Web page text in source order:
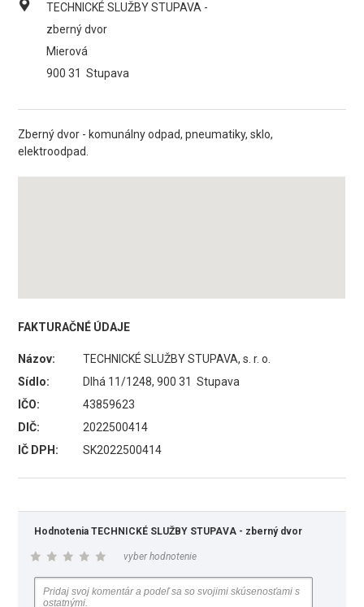
TECHNICKÉ SLUŽBY STUPAVA -
zberný dvor
Mierová
900 31 Stupava
Zberný dvor - komunálny odpad, pneumatiky, sklo,
elektroodpad.
FAKTURAČNÉ ÚDAJE
Názov:
TECHNICKÉ SLUŽBY STUPAVA, s. r. o.
Sídlo:
Dlhá 11/1248, 900 31 Stupava
IČO:
43859623
DIČ:
2022500414
IČ DPH:
SK2022500414
Hodnotenia TECHNICKÉ SLUŽBY STUPAVA - zberný dvor
vyber hodnotenie